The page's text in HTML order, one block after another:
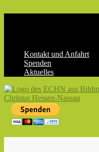
Kontakt und Anfahrt
Spenden
Aktuelles
ECHN
EC-